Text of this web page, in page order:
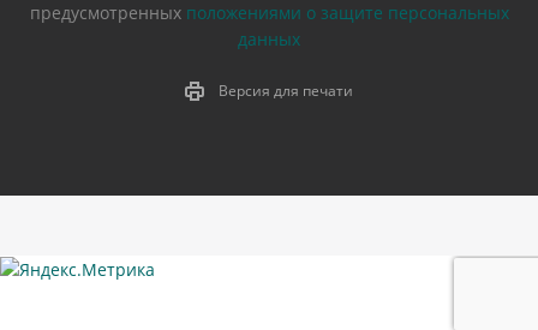
предусмотренных положениями о защите персональных
данных
Версия для печати